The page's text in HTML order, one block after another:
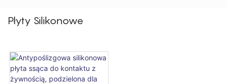
Płyty Silikonowe